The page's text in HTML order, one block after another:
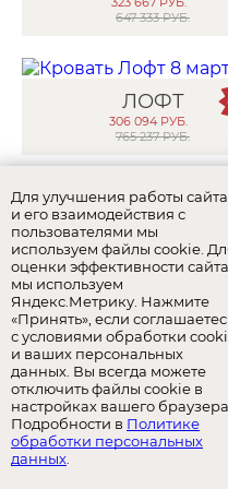
647 333 РУБ.
ЛОФТ
306 094 РУБ.
765 237 РУБ.
СОФИ
393 854
РУБ.
562 649 РУБ.
СОФИ
565 187РУБ.
1 133 971 РУБ.
Для улучшения работы сайта
и его взаимодействия с
пользователями мы
используем файлы cookie.
оценки эффективности сайта
мы используем
Яндекс.Метрику. Нажмите
«Принять», если
с условиями обработки
и ваших персональных
данных. Вы всегда можете
отключить файлы cookie в
настройках вашего браузера.
Подробности в Политике
обработки персональных
данных